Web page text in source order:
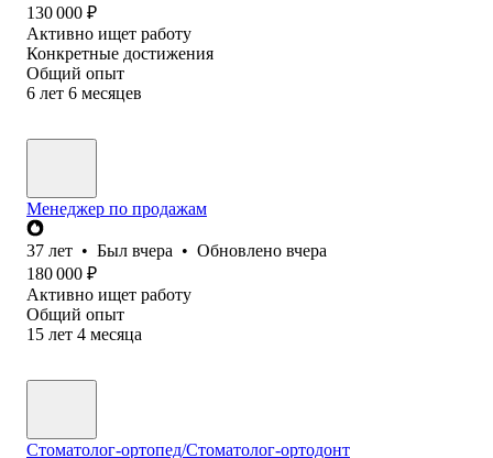
130 000 ₽
Активно ищет работу
Конкретные достижения
Общий опыт
6 лет 6 месяцев
Менеджер по продажам
37 лет • Был вчера • Обновлено вчера
180 000 ₽
Активно ищет работу
Общий опыт
15 лет 4 месяца
Стоматолог-ортопед/Стоматолог-ортодонт